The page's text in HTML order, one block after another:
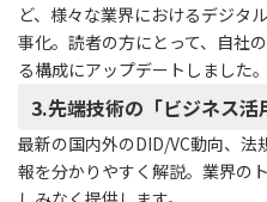
ど、様々な業界におけるデジタ
事化。読者の方にとって、自社
る構成にアップデートしました。
3.先端技術の「ビジネス
最新の国内外のDID/VC動向、法
報を分かりやすく解説。業界の